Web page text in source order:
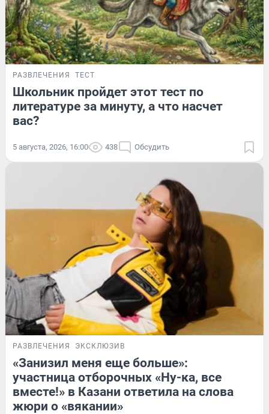
РАЗВЛЕЧЕНИЯ ТЕСТ
Школьник пройдет этот тест по
литературе за минуту, а что насчет
вас?
5 августа, 2026, 16:00 438 Обсудить
РАЗВЛЕЧЕНИЯ ЭКСКЛЮЗИВ
«Занизил меня еще больше»:
участница отборочных «Ну-ка, все
вместе!» в Казани ответила на слова
жюри о «вякании»